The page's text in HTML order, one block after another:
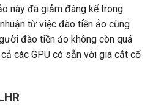
này đã giảm đáng kể trong
từ việc đào tiền ảo cũng
đào tiền ảo không còn quá
các GPU có sẵn với giá cắt cổ